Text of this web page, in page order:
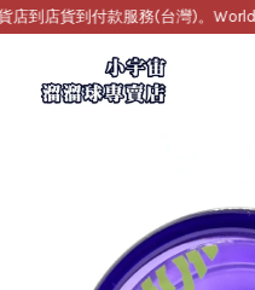
到店貨到付款服務(台灣)。